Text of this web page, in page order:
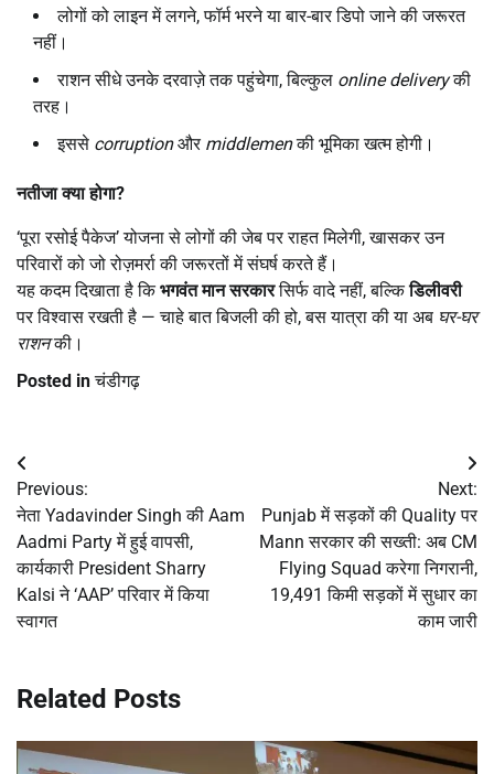
लोगों को लाइन में लगने, फॉर्म भरने या बार-बार डिपो जाने की जरूरत
नहीं।
राशन सीधे उनके दरवाज़े तक पहुंचेगा, बिल्कुल online deliveryकी
तरह।
इससे corruptionऔर middlemenकी भूमिका खत्म होगी।
नतीजा क्या होगा?
‘पूरा रसोई पैकेज’ योजना से लोगों की जेब पर राहत मिलेगी, खासकर उन
परिवारों को जो रोज़मर्रा की जरूरतों में संघर्ष करते हैं।
यह कदम दिखाता है किभगवंत मान सरकारसिर्फ वादे नहीं, बल्किडिलीवरी
पर विश्वास रखती है — चाहे बात बिजली की हो, बस यात्रा की या अब घर-घर
राशनकी।
Posted inचंडीगढ़
Post
navigation
Previous:
नेता Yadavinder Singh की Aam
Aadmi Party में हुई वापसी,
कार्यकारी President Sharry
Kalsi ने ‘AAP’ परिवार में किया
स्वागत
Next:
Punjab में सड़कों की Quality पर
Mann सरकार की सख्ती: अब CM
Flying Squad करेगा निगरानी,
19,491 किमी सड़कों में सुधार का
काम जारी
Related Posts